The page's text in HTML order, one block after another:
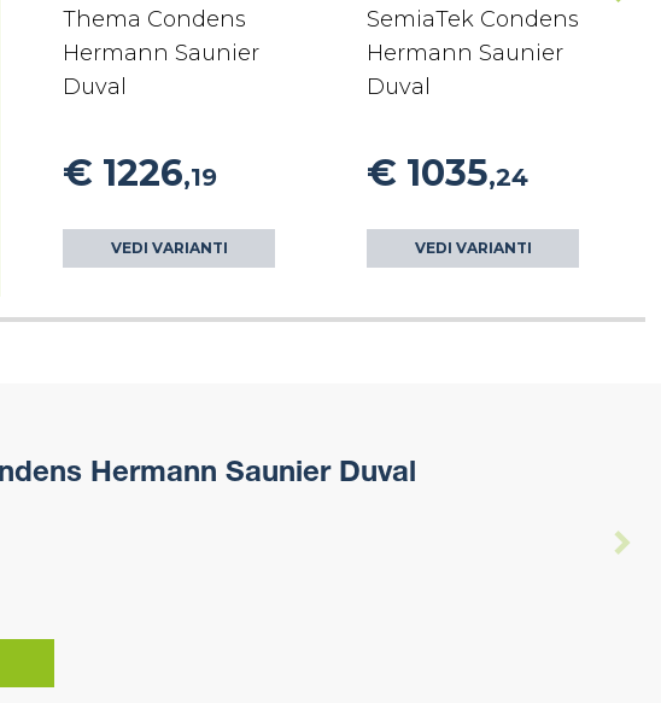
Thema Condens
Hermann Saunier
Duval
€ 1226,19
VEDI VARIANTI
SemiaTek Condens
Hermann Saunier
Duval
€ 1035,24
VEDI VARIANTI
Hermann Saunier Duval